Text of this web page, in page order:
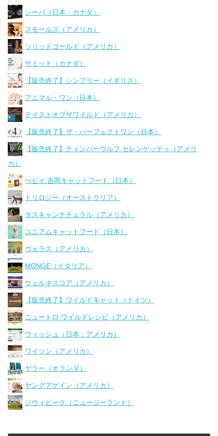
シーバ（日本：カナダ）
スモールズ（アメリカ）
ソリッドゴールド（アメリカ）
サミット（カナダ）
【販売終了】シンプリー（イギリス）
アニマル・ワン（日本）
テイストオブザワイルド（アメリカ）
【販売終了】ザ・パーフェクトワン（日本）
【販売終了】ティンバーウルフ セレンゲッティ（アメリ
カ）
ぺピイ 吉岡キャットフード（日本）
トリロジー（オーストラリア）
タスキャンナチュラル（アメリカ）
ユニアムキャットフード（日本）
ヴェラス（アメリカ）
MONGE（イタリア）
ウェルネスコア（アメリカ）
【販売終了】ワイルドキャット（ドイツ）
ニュートロ ワイルドレシピ（アメリカ）
ウィッシュ（日本：アメリカ）
ワイソン（アメリカ）
ヤラー（オランダ）
ヤングアゲイン（アメリカ）
ジウィピーク（ニュージーランド）